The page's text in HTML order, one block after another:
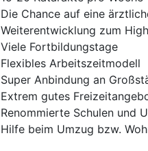
Die Chance auf eine
Weiterentwicklung zum
Viele Fortbildungstage
Flexibles Arbeitszeitmodell
Super Anbindung an
Extrem gutes
Renommierte Schulen und
Hilfe beim Umzug bzw.